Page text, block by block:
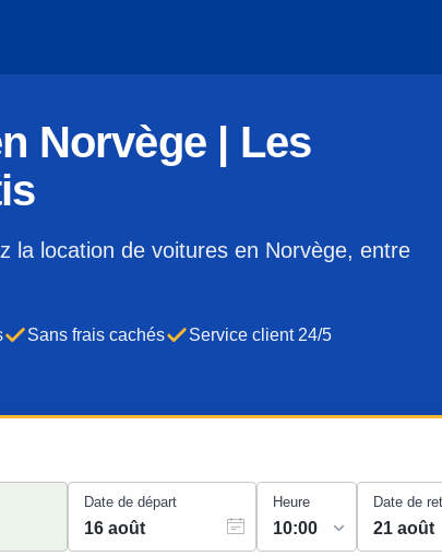
Norvège | Les
la location de voitures en Norvège, entre
Sans frais cachés
Service client 24/5
Date de départ Heure Date de